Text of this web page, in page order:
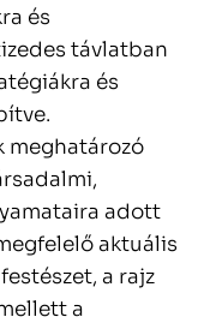
és
távlatban
és
meghatározó
adott
aktuális
a rajz
a